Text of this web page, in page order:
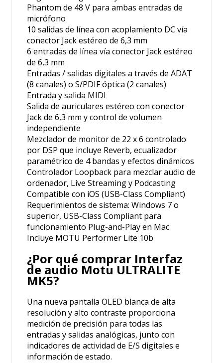
Phantom de 48 V para ambas entradas de
micrófono
10 salidas de línea con acoplamiento DC vía
conector Jack estéreo de 6,3 mm
6 entradas de línea vía conector Jack estéreo
de 6,3 mm
Entradas / salidas digitales a través de ADAT
(8 canales) o S/PDIF óptica (2 canales)
Entrada y salida MIDI
Salida de auriculares estéreo con conector
Jack de 6,3 mm y control de volumen
independiente
Mezclador de monitor de 22 x 6 controlado
por DSP que incluye Reverb, ecualizador
paramétrico de 4 bandas y efectos dinámicos
Controlador Loopback para mezclar audio de
ordenador, Live Streaming y Podcasting
Compatible con iOS (USB-Class Compliant)
Requerimientos de sistema: Windows 7 o
superior, USB-Class Compliant para
funcionamiento Plug-and-Play en Mac
Incluye MOTU Performer Lite 10b
¿Por qué comprar Interfaz
de audio Motu ULTRALITE
MK5?
Una nueva pantalla OLED blanca de alta
resolución y alto contraste proporciona
medición de precisión para todas las
entradas y salidas analógicas, junto con
indicadores de actividad de E/S digitales e
información de estado.